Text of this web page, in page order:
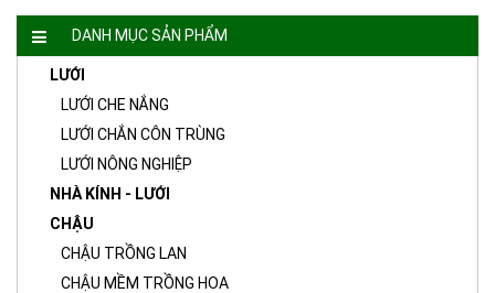
DANH MỤC SẢN PHẨM
LƯỚI
LƯỚI CHE NẮNG
LƯỚI CHẮN CÔN TRÙNG
LƯỚI NÔNG NGHIỆP
NHÀ KÍNH - LƯỚI
CHẬU
CHẬU TRỒNG LAN
CHẬU MỀM TRỒNG HOA